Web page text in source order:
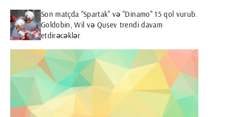
Son matçda "Spartak" və "Dinamo" 15 qol vurub.
Goldobin, Wil və Qusev trendi davam
etdirəcəklər